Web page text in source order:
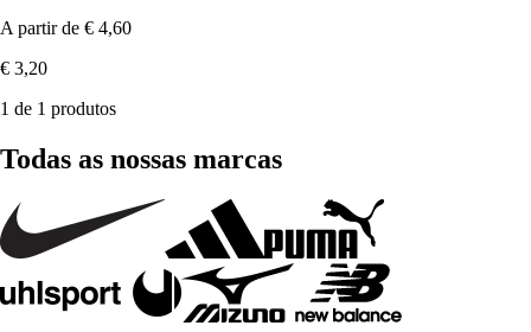
A partir de € 4,60
€ 3,20
1 de 1 produtos
Todas as nossas marcas